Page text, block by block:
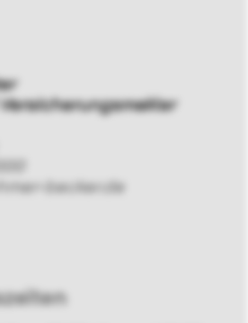
Versicherungsmakler
becker.de